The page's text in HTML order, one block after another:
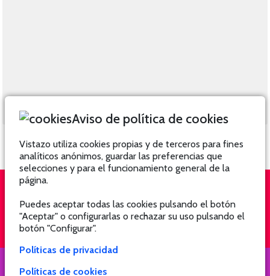
QUIÉNES SOMOS SUSCRÍBETE
Aviso de política de cookies
Vistazo utiliza cookies propias y de terceros para fines
analíticos anónimos, guardar las preferencias que
selecciones y para el funcionamiento general de la
página.
Puedes aceptar todas las cookies pulsando el botón
"Aceptar" o configurarlas o rechazar su uso pulsando el
botón "Configurar".
Políticas de privacidad
Políticas de cookies